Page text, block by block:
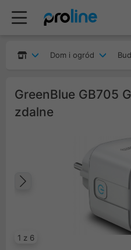
Dom i ogród
GreenBlue GB705
zdalne
1 z 6
Poprzedni